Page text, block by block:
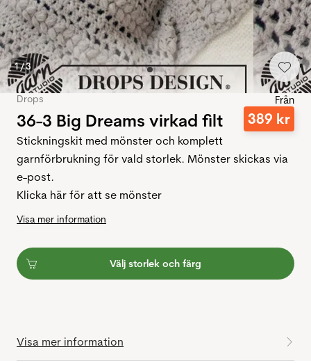
1/3
Drops
36-3 Big Dreams virkad filt
Från
389 kr
Stickningskit med mönster och komplett
garnförbrukning för vald storlek. Mönster skickas via
e-post.
Klicka här för att se mönster
Visa mer information
Välj storlek och färg
Visa mer information